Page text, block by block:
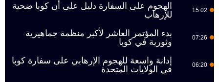
15:02
الهجوم على السفارة دليل على أن كوبا ضحية
للإرهاب
07:26
بدء المؤتمر العاشر لأكبر منظمة جماهيرية
وثورية في كوبا
06:20
إدانة واسعة للهجوم الإرهابي على سفارة كوبا
في الولايات المتحدة